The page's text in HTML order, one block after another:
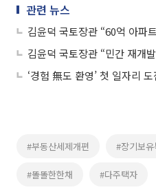
관련 뉴스
‘경험 無도 환영’ 첫 일자리
#부동산세제개편 #장기보
#똘똘한한채 #다주택자